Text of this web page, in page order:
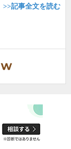
>>記事全文を読む